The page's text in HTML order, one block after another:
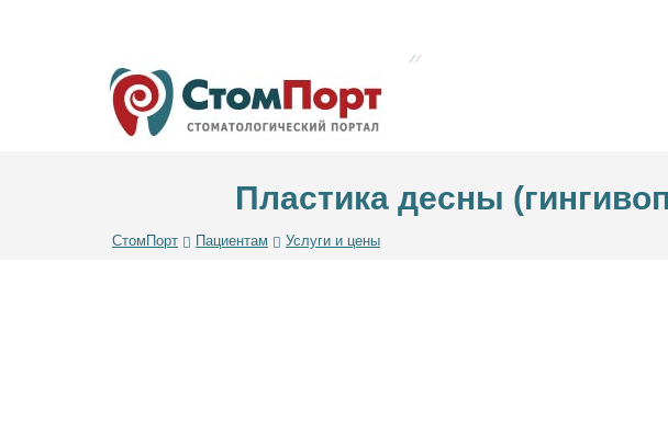
Пластика десны
СтомПорт Пациентам Услуги и цены